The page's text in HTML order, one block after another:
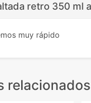
retro 350 ml
muy rápido
relacionados